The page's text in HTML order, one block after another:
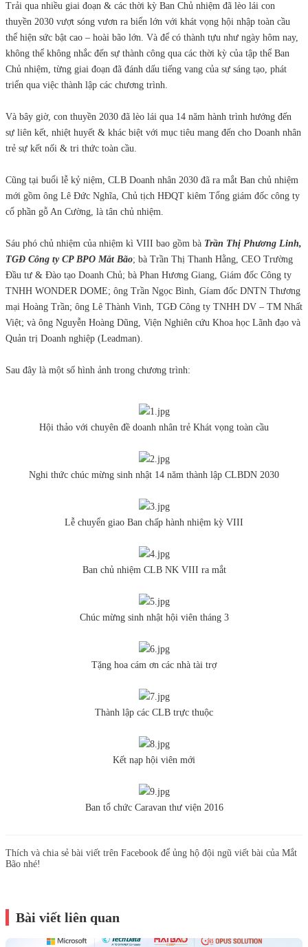
Trải qua nhiều giai đoạn & các thời kỳ Ban Chủ nhiệm đã lèo lái con
thuyền 2030 vượt sóng vươn ra biển lớn với khát vọng hội nhập toàn cầu
thể hiện sức bật cao – hoài bão lớn. Và để có thành tựu như ngày hôm nay,
không thể không nhắc đến sự thành công qua các thời kỳ của tập thể Ban
Chủ nhiệm, từng giai đoạn đã đánh dấu tiếng vang của sự sáng tạo, phát
triển qua việc thành lập các chương trình.
Và bây giờ, con thuyền 2030 đã lèo lái qua 14 năm hành trình hướng đến
sự liên kết, nhiệt huyết & khác biệt với mục tiêu mang đến cho Doanh nhân
trẻ sự kết nối & tri thức toàn cầu.
Cũng tại buổi lễ kỷ niệm, CLB Doanh nhân 2030 đã ra mắt Ban chủ nhiệm
mới gồm ông Lê Đức Nghĩa, Chủ tịch HĐQT kiêm Tổng giám đốc công ty
cổ phần gỗ An Cường, là tân chủ nhiệm.
Sáu phó chủ nhiệm của nhiệm kì VIII bao gồm bà Trần Thị Phương Linh,
TGĐ Công ty CP BPO Mắt Bão; bà Trần Thị Thanh Hằng, CEO Trường
Đầu tư & Đào tạo Doanh Chủ; bà Phan Hương Giang, Giám đốc Công ty
TNHH WONDER DOME; ông Trần Ngọc Bình, Gíam đốc DNTN Thương
mại Hoàng Trần; ông Lê Thành Vinh, TGĐ Công ty TNHH DV – TM Nhất
Việt; và ông Nguyễn Hoàng Dũng, Viện Nghiên cứu Khoa học Lãnh đạo và
Quản trị Doanh nghiệp (Leadman).
Sau đây là một số hình ảnh trong chương trình:
Hội thảo với chuyên đề doanh nhân trẻ Khát vọng toàn cầu
Nghi thức chúc mừng sinh nhật 14 năm thành lập CLBDN 2030
Lễ chuyển giao Ban chấp hành nhiệm kỳ VIII
Ban chủ nhiệm CLB NK VIII ra mắt
Chúc mừng sinh nhật hội viên tháng 3
Tặng hoa cám ơn các nhà tài trợ
Thành lập các CLB trực thuộc
Kết nạp hội viên mới
Ban tổ chức Caravan thư viện 2016
Thích và chia sẻ bài viết trên Facebook để ủng hộ đội ngũ viết bài của Mắt
Bão nhé!
Bài viết liên quan